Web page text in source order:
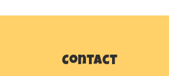
Contact